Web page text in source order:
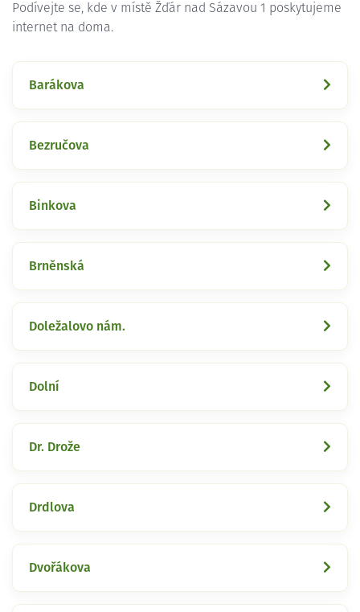
Podívejte se, kde v místě Žďár nad Sázavou 1 poskytujeme
internet na doma.
Barákova
Bezručova
Binkova
Brněnská
Doležalovo nám.
Dolní
Dr. Drože
Drdlova
Dvořákova